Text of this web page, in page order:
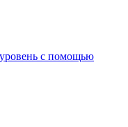
с помощью